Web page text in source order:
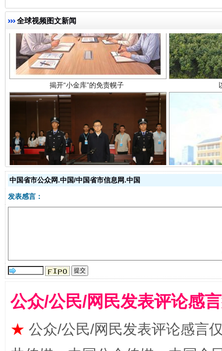
全球视频图文新闻揭开“小金库”的免责幌子
受贿1.44亿！段成刚被判无期 从幼
全民健身五年计划来了！等你上场
中国省市公众网.中国/中国省市信息网.中国
发表感言：
公众/公民/网民发表评论感
★ 公众/公民/网民发表评论感言